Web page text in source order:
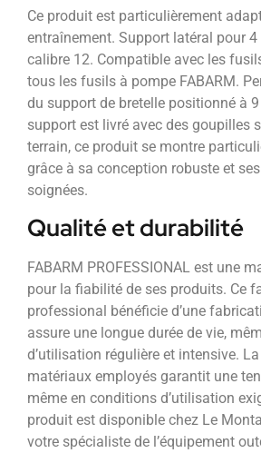
Ce produit est particulièrement
entraînement. Support latéral pour
calibre 12. Compatible avec les
tous les fusils à pompe FABARM.
du support de bretelle positionné à
support est livré avec des goupilles
terrain, ce produit se montre
grâce à sa conception robuste et
soignées.
Qualité et durabilité
FABARM PROFESSIONAL est une
pour la fiabilité de ses produits. Ce
professional bénéficie d’une
assure une longue durée de vie,
d’utilisation régulière et intensive.
matériaux employés garantit une
même en conditions d’utilisation
produit est disponible chez Le
votre spécialiste de l’équipement